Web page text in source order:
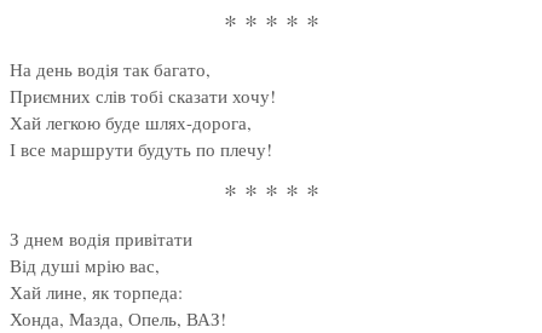
* * * * *
На день водія так багато,
Приємних слів тобі сказати хочу!
Хай легкою буде шлях-дорога,
І все маршрути будуть по плечу!
* * * * *
З днем водія привітати
Від душі мрію вас,
Хай лине, як торпеда:
Хонда, Мазда, Опель, ВАЗ!